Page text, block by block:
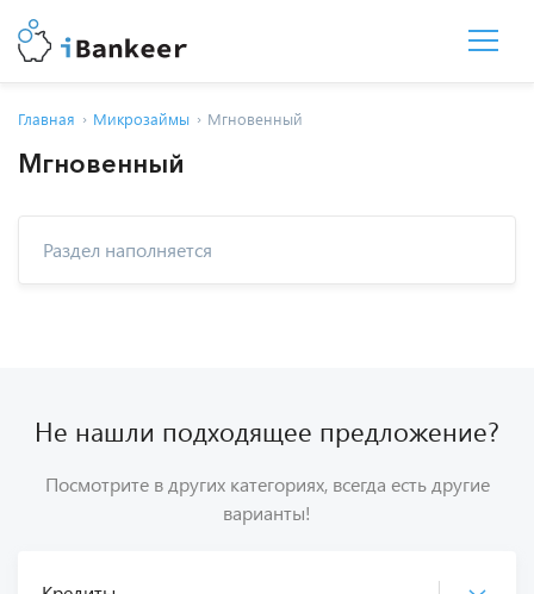
Главная Микрозаймы Мгновенный
Мгновенный
Раздел наполняется
Не нашли подходящее предложение?
Посмотрите в других категориях, всегда есть другие
варианты!